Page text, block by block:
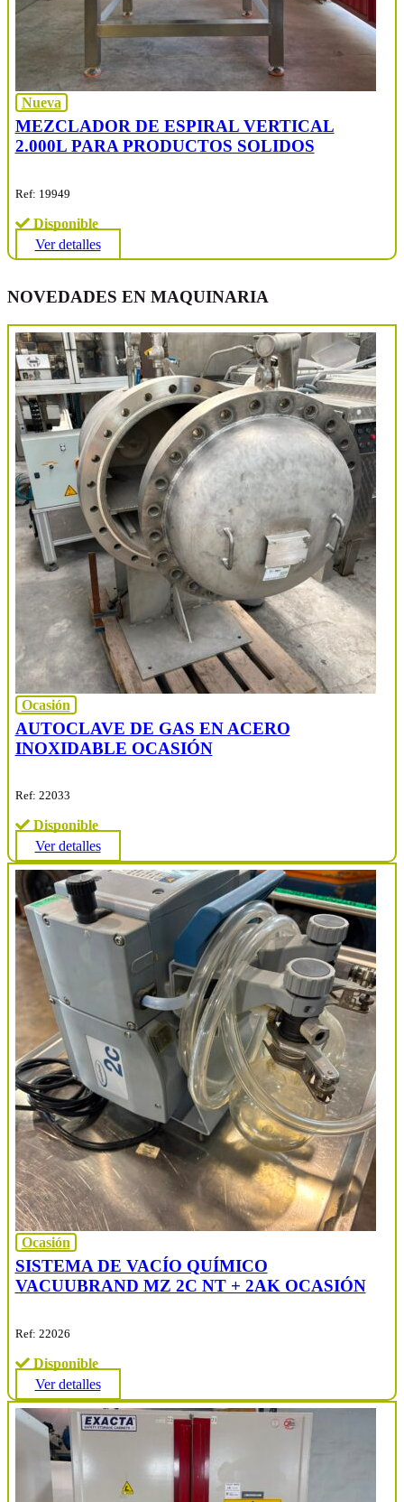
Nueva
MEZCLADOR DE ESPIRAL VERTICAL
2.000L PARA PRODUCTOS SOLIDOS
Ref: 19949
Disponible
Ver detalles
NOVEDADES EN MAQUINARIA
Ocasión
AUTOCLAVE DE GAS EN ACERO
INOXIDABLE OCASIÓN
Ref: 22033
Disponible
Ver detalles
Ocasión
SISTEMA DE VACÍO QUÍMICO
VACUUBRAND MZ 2C NT + 2AK OCASIÓN
Ref: 22026
Disponible
Ver detalles